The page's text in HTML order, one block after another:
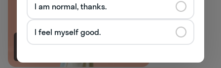
I am normal, thanks.
I feel myself good.